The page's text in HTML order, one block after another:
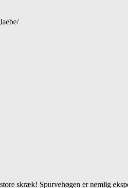
skræk! Spurvehøgen er nemlig